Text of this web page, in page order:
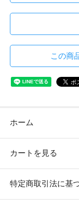
この商
ホーム
カートを見る
特定商取引法に基